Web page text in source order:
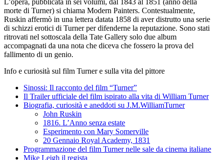
morte di Turner) si chiama Modern Painters. Contestualmente,
Ruskin affermò in una lettera datata 1858 di aver distrutto una serie
di schizzi erotici di Turner per difenderne la reputazione. Sono stati
ritrovati nel sottoscala della Tate Gallery solo due album
accompagnati da una nota che diceva che fossero la prova del
fallimento di un genio.
Info e curiosità sul film Turner e sulla vita del pittore
Sinossi: Il racconto del film “Turner”
Il Trailer ufficiale del film ispirato alla vita di William Turner
Biografia, curiosità e aneddoti su J.M.WilliamTurner
John Ruskin
1816. L’Anno senza estate
Esperimento con Mary Somerville
20 Gennaio Royal Academy, 1831
Programmazione del film Turner nelle sale da cinema italiane
Mike Leigh il regista